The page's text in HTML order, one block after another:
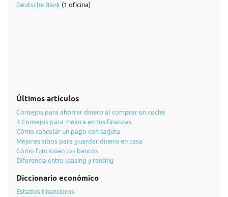
Deutsche Bank (1 oficina)
Últimos artículos
Consejos para ahorrar dinero al comprar un coche
3 Consejos para mejora en tus finanzas
Cómo cancelar un pago con tarjeta
Mejores sitios para guardar dinero en casa
Cómo funcionan los bancos
Diferencia entre leasing y renting
Diccionario económico
Estados financieros